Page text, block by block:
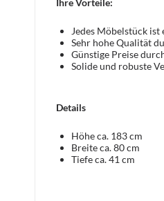
Ihre Vorteile:
Jedes Möbelstück ist
Sehr hohe Qualität
Günstige Preise
Solide und robuste
Details
Höhe ca. 183 cm
Breite ca. 80 cm
Tiefe ca. 41 cm